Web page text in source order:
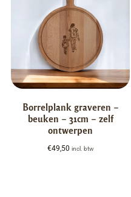
Borrelplank graveren –
beuken – 31cm – zelf
ontwerpen
€49,50 incl. btw